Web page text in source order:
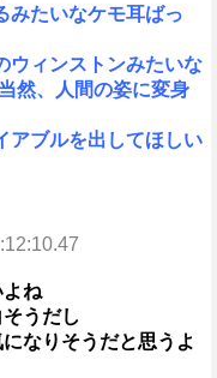
みたいなケモ耳ばっ
ウィンストンみたいな
然、人間の姿に変身
アブルを出してほしい
ね
うだし
なりそうだと思うよ